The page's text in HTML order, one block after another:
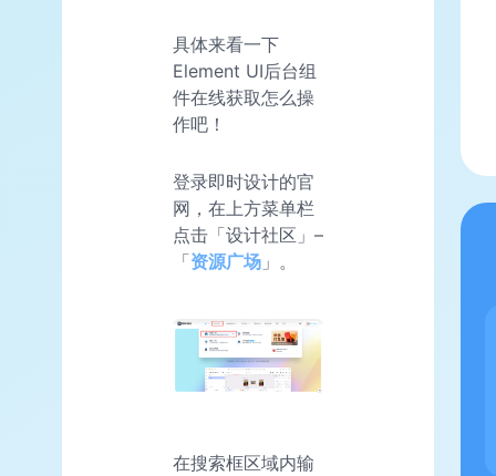
具体来看一下
Element UI后台组
件在线获取怎么操
作吧！
登录即时设计的官
网，在上方菜单栏
点击「设计社区」–
「资源广场 」。
在搜索框区域内输